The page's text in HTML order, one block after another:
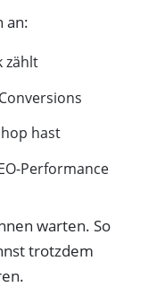
an:
zählt
hast
Performance
warten. So
trotzdem